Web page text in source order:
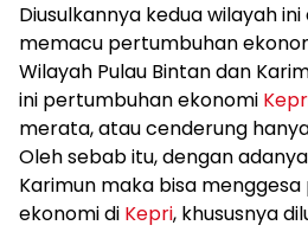
Diusulkannya kedua wilayah
memacu pertumbuhan
Wilayah Pulau Bintan dan
ini pertumbuhan ekonomi
merata, atau cenderung
Oleh sebab itu, dengan
Karimun maka bisa
ekonomi di Kepri, khususnya